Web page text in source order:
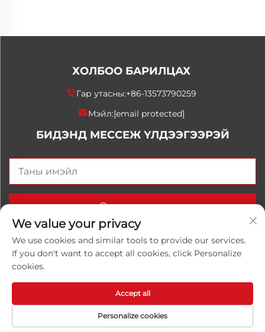
ХОЛБОО БАРИЛЦАХ
Гар утасны:+86-13573790259
Мэйл:[email protected]
БИДЭНД МЕССЕЖ ҮЛДЭЭГЭЭРЭЙ
Одоо илгээх
Хуульчийн эрх © 2025 Орос Улаанхангай Луванхонг
бодлого
We value your privacy
We use cookies and similar tools to provide our services.
If you don't want to accept all cookies, click Personalize
cookies.
Personalize cookies
Accept all